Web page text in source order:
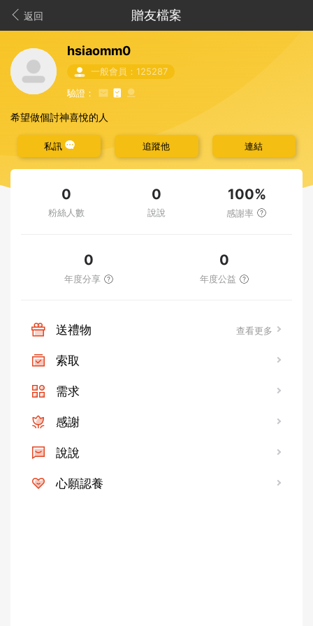
返回 贈友檔案
hsiaomm0
一般會員：125287
驗證：
希望做個討神喜悅的人
私訊 追蹤他 連結
0
粉絲人數
0
說說
100%
感謝率
0
年度分享
0
年度公益
送禮物 查看更多
索取
需求
感謝
說說
心願認養